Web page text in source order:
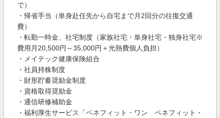
で）
・帰省手当（単身赴任先から自宅まで月2回分の往復交通
費）
・転勤一時金、社宅制度（家族社宅・単身社宅・独身社宅※
費用月20,500円～35,000円＋光熱費個人負担）
・メイテック健康保険組合
・社員持株制度
・財形貯蓄奨励金制度
・資格取得奨励金
・通信研修補助金
・福利厚生サービス「ベネフィット・ワン ベネフィット・